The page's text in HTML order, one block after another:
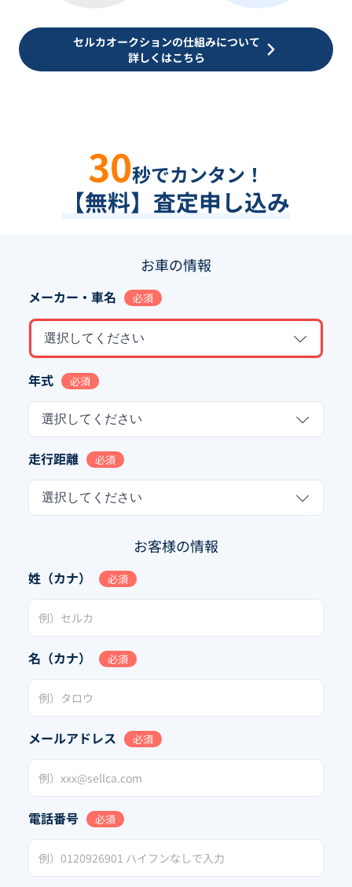
セルカオークションの仕組みについて
詳しくはこちら
30秒でカンタン！
【無料】査定申し込み
お車の情報
メーカー・車名 必須
選択してください
年式 必須
選択してください
走行距離 必須
選択してください
お客様の情報
姓（カナ） 必須
名（カナ） 必須
メールアドレス 必須
電話番号 必須